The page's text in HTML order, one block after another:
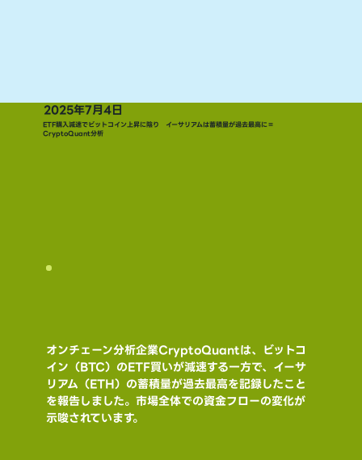
2025年7月4日
ETF購入減速でビットコイン上昇に陰り イーサリアムは蓄積量が過去最高に＝
CryptoQuant分析
オンチェーン分析企業CryptoQuantは、ビットコ
イン（BTC）のETF買いが減速する一方で、イーサ
リアム（ETH）の蓄積量が過去最高を記録したこと
を報告しました。市場全体での資金フローの変化が
示唆されています。